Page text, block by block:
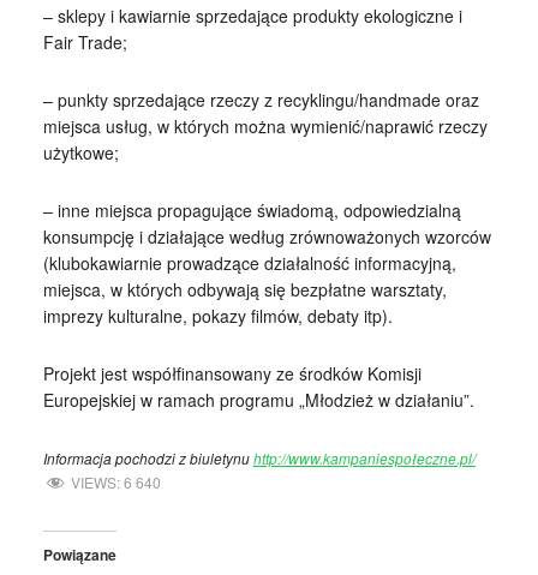
– sklepy i kawiarnie sprzedające produkty ekologiczne i
Fair Trade;
– punkty sprzedające rzeczy z recyklingu/handmade oraz
miejsca usług, w których można wymienić/naprawić rzeczy
użytkowe;
– inne miejsca propagujące świadomą, odpowiedzialną
konsumpcję i działające według zrównoważonych wzorców
(klubokawiarnie prowadzące działalność informacyjną,
miejsca, w których odbywają się bezpłatne warsztaty,
imprezy kulturalne, pokazy filmów, debaty itp).
Projekt jest współfinansowany ze środków Komisji
Europejskiej w ramach programu „Młodzież w działaniu”.
Informacja pochodzi z biuletynuhttp://www.kampaniespołeczne.pl/
VIEWS:6 640
Powiązane